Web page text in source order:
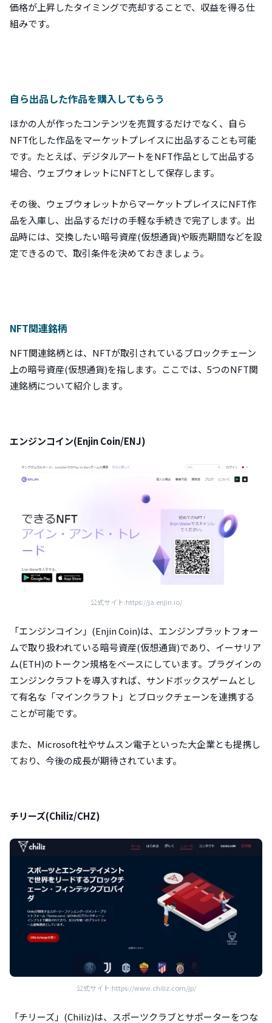
価格が上昇したタイミングで売却することで、収益を得る仕
組みです。
自ら出品した作品を購入してもらう
ほかの人が作ったコンテンツを売買するだけでなく、自ら
NFT化した作品をマーケットプレイスに出品することも可能
です。たとえば、デジタルアートをNFT作品として出品する
場合、ウェブウォレットにNFTとして保存します。
その後、ウェブウォレットからマーケットプレイスにNFT作
品を入庫し、出品するだけの手軽な手続きで完了します。出
品時には、交換したい暗号資産(仮想通貨)や販売期間などを設
定できるので、取引条件を決めておきましょう。
NFT関連銘柄
NFT関連銘柄とは、NFTが取引されているブロックチェーン
上の暗号資産(仮想通貨)を指します。ここでは、5つのNFT関
連銘柄について紹介します。
エンジンコイン(Enjin Coin/ENJ)
公式サイト:https://ja.enjin.io/
「エンジンコイン」(Enjin Coin)は、エンジンプラットフォー
ムで取り扱われている暗号資産(仮想通貨)であり、イーサリア
ム(ETH)のトークン規格をベースにしています。プラグインの
エンジンクラフトを導入すれば、サンドボックスゲームとし
て有名な「マインクラフト」とブロックチェーンを連携する
ことが可能です。
また、Microsoft社やサムスン電子といった大企業とも提携し
ており、今後の成長が期待されています。
チリーズ(Chiliz/CHZ)
公式サイト:https://www.chiliz.com/jp/
「チリーズ」(Chiliz)は、スポーツクラブとサポーターをつな